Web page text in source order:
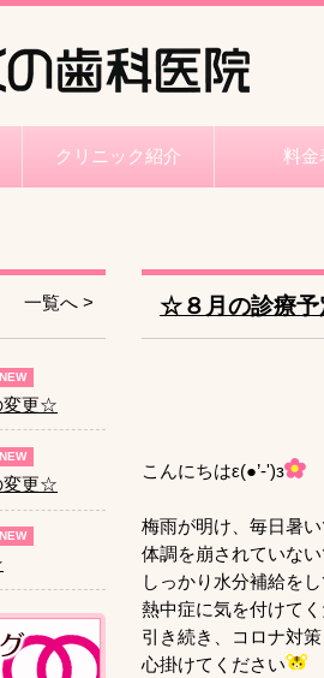
クリニック紹介 料金
☆８月の診療
こんにちはε(●’-')з
梅雨が明け、毎日暑
体調を崩されていな
しっかり水分補給をし
熱中症に気を付けて
引き続き、コロナ対策
心掛けてください
一覧へ >
NEW
変更☆
NEW
変更☆
NEW